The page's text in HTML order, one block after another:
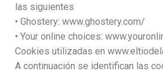
las siguientes
• Ghostery: www.ghostery.com/
• Your online choices:
Cookies utilizadas en
A continuación se identifican las